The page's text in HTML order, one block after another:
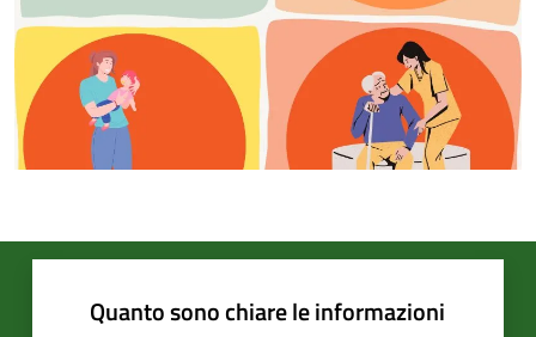
Quanto sono chiare le informazioni